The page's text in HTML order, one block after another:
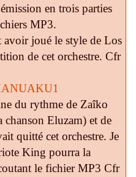
en trois parties
MP3.
joué le style de Los
de cet orchestre. Cfr
du rythme de Zaîko
Eluzam) et de
quitté cet orchestre. Je
King pourra la
le fichier MP3 Cfr